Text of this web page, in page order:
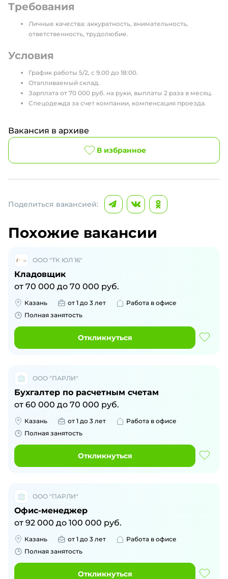
Требования
Личные качества: аккуратность, внимательность,
ответственность, трудолюбие.
Условия
График работы 5/2, с 9.00 до 18:00.
Отапливаемый склад.
Зарплата от 70 000 руб. на руки, выплаты 2 раза в месяц.
Спецодежда за счет компании, компенсация проезда.
Вакансия в архиве
В избранное
Поделиться вакансией:
Похожие вакансии
ООО "ТК ЮЛ 16"
Кладовщик
от 70 000 до 70 000 руб.
Казань от 1 до 3 лет
Работа в офисе
Полная занятость
Откликнуться
ООО "ПАРЛИ"
Бухгалтер по расчетным счетам
от 60 000 до 70 000 руб.
Казань от 1 до 3 лет
Работа в офисе
Полная занятость
Откликнуться
ООО "ПАРЛИ"
Офис-менеджер
от 92 000 до 100 000 руб.
Казань от 1 до 3 лет
Работа в офисе
Полная занятость
Откликнуться